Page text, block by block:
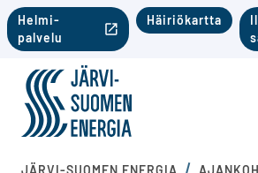
Siirry sisältöön
Toinen valikko mobiili
Helmi-
palvelu
Häiriökartta
Järvi-Suomen Energia